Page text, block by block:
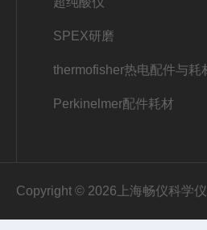
SPEX研磨
thermofisher热电配件与耗
Perkinelmer配件耗材
Copyright © 2026上海畅仪科学